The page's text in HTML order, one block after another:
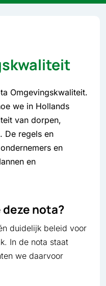
Omgevingskwaliteit.
we in Hollands
van dorpen,
De regels en
en
en
nota?
duidelijk beleid voor
In de nota staat
we daarvoor